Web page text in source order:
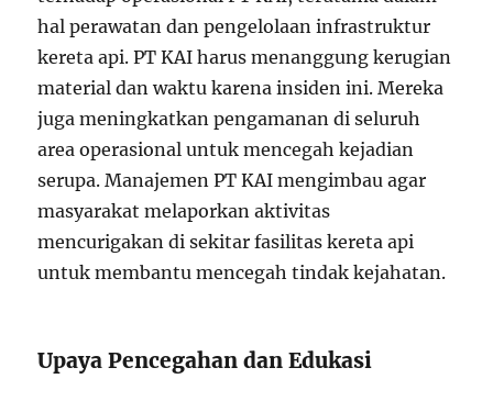
hal perawatan dan pengelolaan infrastruktur
kereta api. PT KAI harus menanggung kerugian
material dan waktu karena insiden ini. Mereka
juga meningkatkan pengamanan di seluruh
area operasional untuk mencegah kejadian
serupa. Manajemen PT KAI mengimbau agar
masyarakat melaporkan aktivitas
mencurigakan di sekitar fasilitas kereta api
untuk membantu mencegah tindak kejahatan.
Upaya Pencegahan dan Edukasi